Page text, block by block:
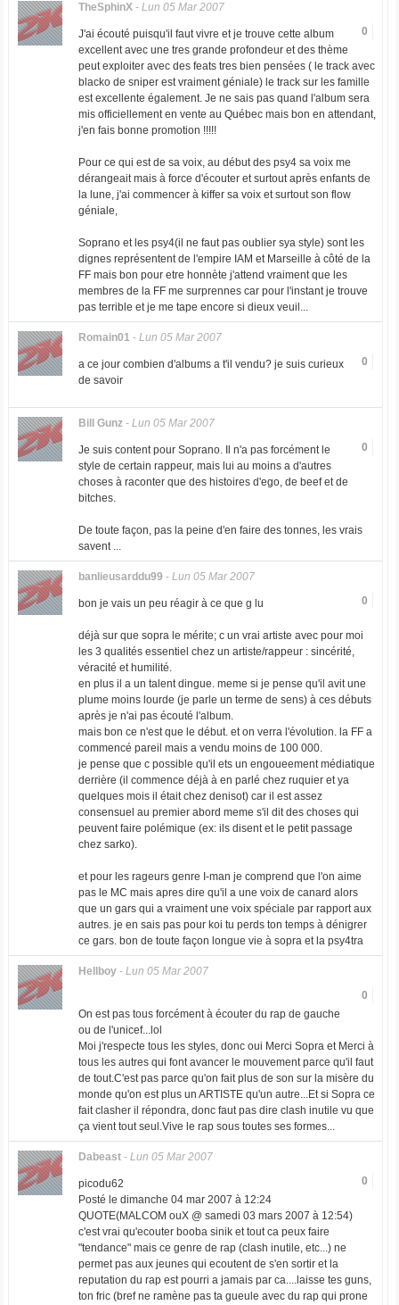
TheSphinX- Lun 05 Mar 2007
0
J'ai écouté puisqu'il faut vivre et je trouve cette album
excellent avec une tres grande profondeur et des thème
peut exploiter avec des feats tres bien pensées ( le track avec
blacko de sniper est vraiment géniale) le track sur les famille
est excellente également. Je ne sais pas quand l'album sera
mis officiellement en vente au Québec mais bon en attendant,
j'en fais bonne promotion !!!!!
Pour ce qui est de sa voix, au début des psy4 sa voix me
dérangeait mais à force d'écouter et surtout après enfants de
la lune, j'ai commencer à kiffer sa voix et surtout son flow
géniale,
Soprano et les psy4(il ne faut pas oublier sya style) sont les
dignes représentent de l'empire IAM et Marseille à côté de la
FF mais bon pour etre honnète j'attend vraiment que les
membres de la FF me surprennes car pour l'instant je trouve
pas terrible et je me tape encore si dieux veuil...
Romain01- Lun 05 Mar 2007
0
a ce jour combien d'albums a t'il vendu? je suis curieux
de savoir
Bill Gunz- Lun 05 Mar 2007
0
Je suis content pour Soprano. Il n'a pas forcément le
style de certain rappeur, mais lui au moins a d'autres
choses à raconter que des histoires d'ego, de beef et de
bitches.
De toute façon, pas la peine d'en faire des tonnes, les vrais
savent ...
banlieusarddu99 - Lun 05 Mar 2007
0
bon je vais un peu réagir à ce que g lu
déjà sur que sopra le mérite; c un vrai artiste avec pour moi
les 3 qualités essentiel chez un artiste/rappeur : sincérité,
véracité et humilité.
en plus il a un talent dingue. meme si je pense qu'il avit une
plume moins lourde (je parle un terme de sens) à ces débuts
après je n'ai pas écouté l'album.
mais bon ce n'est que le début. et on verra l'évolution. la FF a
commencé pareil mais a vendu moins de 100 000.
je pense que c possible qu'il ets un engoueement médiatique
derrière (il commence déjà à en parlé chez ruquier et ya
quelques mois il était chez denisot) car il est assez
consensuel au premier abord meme s'il dit des choses qui
peuvent faire polémique (ex: ils disent et le petit passage
chez sarko).
et pour les rageurs genre I-man je comprend que l'on aime
pas le MC mais apres dire qu'il a une voix de canard alors
que un gars qui a vraiment une voix spéciale par rapport aux
autres. je en sais pas pour koi tu perds ton temps à dénigrer
ce gars. bon de toute façon longue vie à sopra et la psy4tra
Hellboy- Lun 05 Mar 2007
0
On est pas tous forcément à écouter du rap de gauche
ou de l'unicef...lol
Moi j'respecte tous les styles, donc oui Merci Sopra et Merci à
tous les autres qui font avancer le mouvement parce qu'il faut
de tout.C'est pas parce qu'on fait plus de son sur la misère du
monde qu'on est plus un ARTISTE qu'un autre...Et si Sopra ce
fait clasher il répondra, donc faut pas dire clash inutile vu que
ça vient tout seul.Vive le rap sous toutes ses formes...
Dabeast- Lun 05 Mar 2007
0
picodu62
Posté le dimanche 04 mar 2007 à 12:24
QUOTE(MALCOM ouX @ samedi 03 mars 2007 à 12:54)
c'est vrai qu'ecouter booba sinik et tout ca peux faire
"tendance" mais ce genre de rap (clash inutile, etc...) ne
permet pas aux jeunes qui ecoutent de s'en sortir et la
reputation du rap est pourri a jamais par ca....laisse tes guns,
ton fric (bref ne ramène pas ta gueule avec du rap qui prone